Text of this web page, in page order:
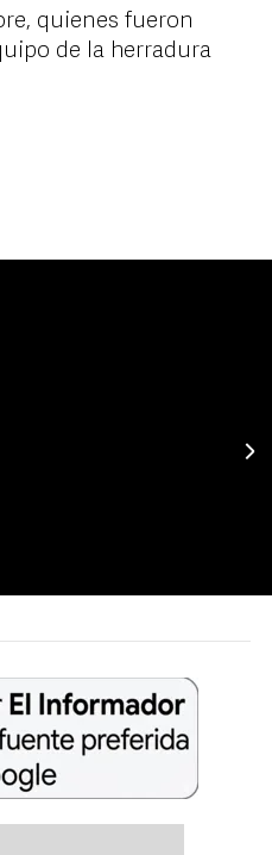
quienes fueron
de la herradura